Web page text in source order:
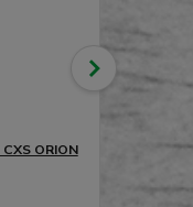
ORION
ORION